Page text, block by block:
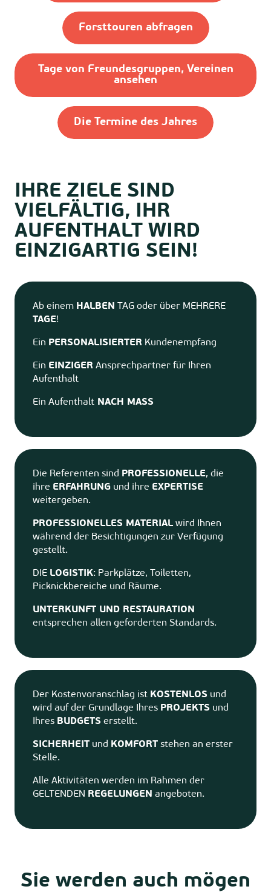
Forsttouren abfragen
Tage von Freundesgruppen, Vereinen
ansehen
Die Termine des Jahres
IHRE ZIELE SIND
VIELFÄLTIG, IHR
AUFENTHALT WIRD
EINZIGARTIG SEIN!
Ab einem HALBEN TAG oder über MEHRERE
TAGE!
Ein PERSONALISIERTER Kundenempfang
Ein EINZIGER Ansprechpartner für Ihren
Aufenthalt
Ein Aufenthalt NACH MASS
Die Referenten sind PROFESSIONELLE, die
ihre ERFAHRUNG und ihre EXPERTISE
weitergeben.
PROFESSIONELLES MATERIAL wird Ihnen
während der Besichtigungen zur Verfügung
gestellt.
DIE LOGISTIK: Parkplätze, Toiletten,
Picknickbereiche und Räume.
UNTERKUNFT UND RESTAURATION
entsprechen allen geforderten Standards.
Der Kostenvoranschlag ist KOSTENLOS und
wird auf der Grundlage Ihres PROJEKTS und
Ihres BUDGETS erstellt.
SICHERHEIT und KOMFORT stehen an erster
Stelle.
Alle Aktivitäten werden im Rahmen der
GELTENDEN REGELUNGEN angeboten.
Sie werden auch mögen